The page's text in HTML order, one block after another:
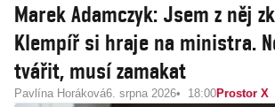
Marek Adamczyk: Jsem z něj
Klempíř si hraje na ministra.
tvářit, musí zamakat
Pavlína Horáková6. srpna 2026 18:00Prostor X